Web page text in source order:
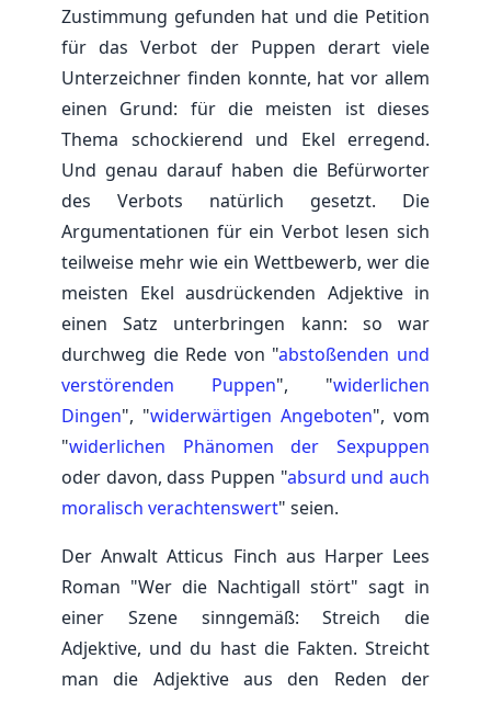
Zustimmung gefunden hat und die Petition
für das Verbot der Puppen derart viele
Unterzeichner finden konnte, hat vor allem
einen Grund: für die meisten ist dieses
Thema schockierend und Ekel erregend.
Und genau darauf haben die Befürworter
des Verbots natürlich gesetzt. Die
Argumentationen für ein Verbot lesen sich
teilweise mehr wie ein Wettbewerb, wer die
meisten Ekel ausdrückenden Adjektive in
einen Satz unterbringen kann: so war
durchweg die Rede von "abstoßenden und
verstörenden Puppen", "widerlichen
Dingen", "widerwärtigen Angeboten", vom
"widerlichen Phänomen der Sexpuppen
oder davon, dass Puppen "absurd und auch
moralisch verachtenswert" seien.
Der Anwalt Atticus Finch aus Harper Lees
Roman "Wer die Nachtigall stört" sagt in
einer Szene sinngemäß: Streich die
Adjektive, und du hast die Fakten. Streicht
man die Adjektive aus den Reden der